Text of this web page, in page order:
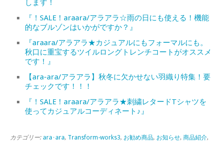
します！
『！SALE！araara/アラアラ☆雨の日にも使える！機能
的なブルゾンはいかがですか？』
『araara/アラアラ★カジュアルにもフォーマルにも。
秋口に重宝するツイルロングトレンチコートがオススメ
です！』
【ara-ara/アラアラ】秋冬に欠かせない羽織り特集！要
チェックです！！！
『！SALE！araara/アラアラ★刺繍レタードTシャツを
使ってカジュアルコーディネート♪』
カテゴリー: ara･ara, Transform-works3, お勧め商品, お知らせ, 商品紹介,